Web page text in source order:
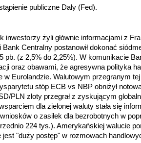
publiczne Daly (Fed).
inwestorzy żyli głównie informacjami z
Bank Centralny postanowił dokonać
pb. (z 2,5% do 2,25%). W komunikacie
oraz obawami, że agresywna polityka
w Eurolandzie. Walutowym przegranym
stóp ECB vs NBP obniżył
PLN złoty przegrał z zyskującym
dla zielonej waluty stała się
o zasiłek dla bezrobotnych w
224 tys.). Amerykańskiej walucie
jest "duży postęp" w rozmowach